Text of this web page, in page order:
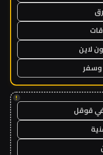
لاين
وسفر
!
قوقل